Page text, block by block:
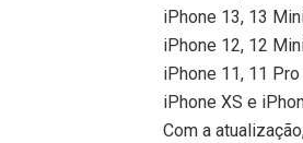
iPhone 13, 13
iPhone 12, 12
iPhone 11, 11
iPhone XS e
Com a